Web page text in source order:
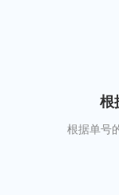
根
根据单号